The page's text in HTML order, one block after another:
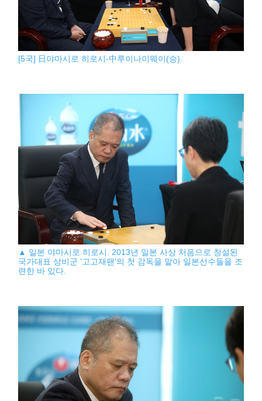
[5국] 日야마시로 히로시-中루이나이웨이(승).
▲ 일본 야마시로 히로시. 2013년 일본 사상 처음으로 창설된
국가대표 상비군 '고고재팬'의 첫 감독을 맡아 일본선수들을 조
련한 바 있다.